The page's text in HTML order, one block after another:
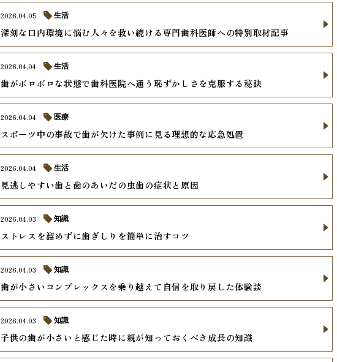
深刻な口内環境に悩む人々を救い続ける専門歯科医師への特別取材記事
2026.04.05 生活
歯がボロボロな状態で歯科医院へ通う恥ずかしさを克服する秘訣
2026.04.04 生活
スポーツ中の事故で歯が欠けた事例に見る理想的な応急処置
2026.04.04 医療
見逃しやすい歯と歯のあいだの虫歯の症状と原因
2026.04.04 生活
ストレスを溜めずに歯ぎしりを簡単に治すコツ
2026.04.03 知識
歯が小さいコンプレックスを乗り越えて自信を取り戻した体験談
2026.04.03 知識
子供の歯が小さいと感じた時に親が知っておくべき成長の知識
2026.04.03 知識